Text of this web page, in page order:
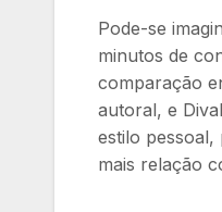
Pode-se
minutos de
comparação
autoral, e
estilo
mais relação